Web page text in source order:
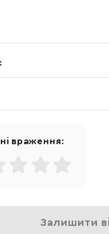
враження:
Залишити